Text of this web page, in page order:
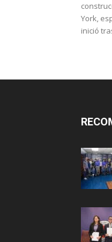
York,
inició